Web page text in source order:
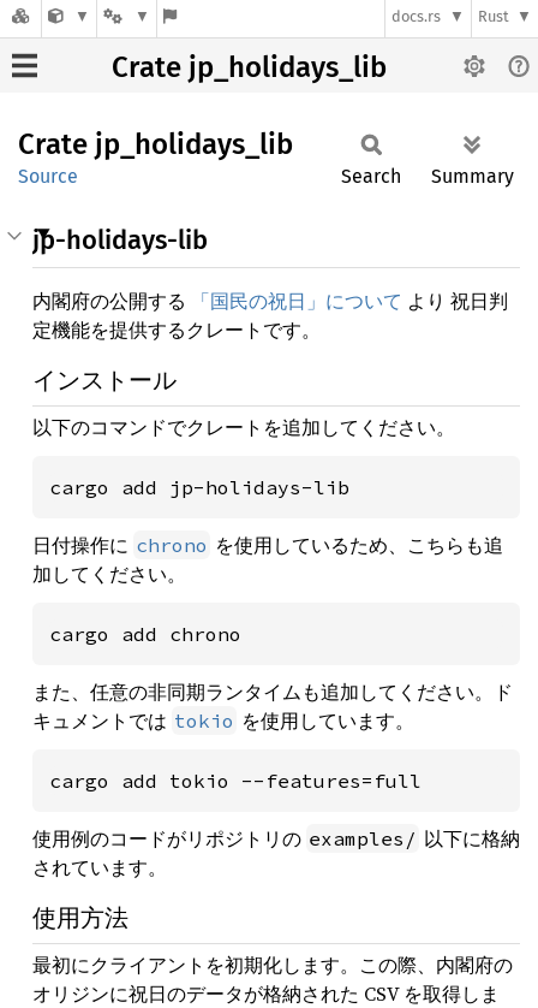
docs.rs Rust
Crate jp_holidays_lib
Crate jp_ holidays_ lib
Source Search Summary
jp-holidays-lib
内閣府の公開する 「国民の祝日」について より 祝日判
定機能を提供するクレートです。
インストール
以下のコマンドでクレートを追加してください。
cargo add jp-holidays-lib
日付操作に chrono を使用しているため、こちらも追
加してください。
cargo add chrono
また、任意の非同期ランタイムも追加してください。ド
キュメントでは tokio を使用しています。
cargo add tokio --features=full
使用例のコードがリポジトリの examples/ 以下に格納
されています。
使用方法
最初にクライアントを初期化します。この際、内閣府の
オリジンに祝日のデータが格納された CSV を取得しま